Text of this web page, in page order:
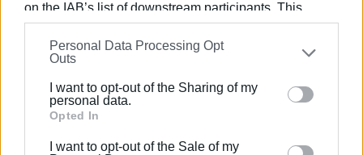
on the IAB’s list of downstream participants. This
information may also be disclosed by us to third parties
on theIAB’s List of Downstream Participants
that may
further disclose it to other third parties.
Please note that this website/app uses one or more
Google services and may gather and store information
Personal Data Processing Opt
Outs
I want to opt-out of the Sharing of my
personal data.
Opted In
I want to opt-out of the Sale of my
Είναι ο εκδότης - διευθυντής της Ενημέρωσης.
ηλεκτρονικός. Δημοσιογραφεί από τις αρχές της
όλες τις αθηναϊκές εφημερίδες. Διετέλεσε
πρόεδρος του Συνδέσμου Ημερησίων
Περιφερειακών Εφημερίδων, τον οποίον
υπηρέτησε και από τη θέση του γενικού